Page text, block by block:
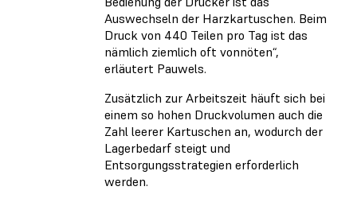
Auswechseln der Harzkartuschen. Beim
Druck von 440 Teilen pro Tag ist das
nämlich ziemlich oft vonnöten“,
erläutert Pauwels.
Zusätzlich zur Arbeitszeit häuft sich bei
einem so hohen Druckvolumen auch die
Zahl leerer Kartuschen an, wodurch der
Lagerbedarf steigt und
Entsorgungsstrategien erforderlich
werden.